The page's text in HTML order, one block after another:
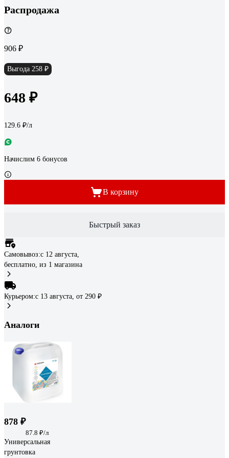
Распродажа
906 ₽
Выгода 258 ₽
648 ₽
129.6 ₽/л
Начислим 6 бонусов
В корзину
Быстрый заказ
Самовывоз:c 12 августа,
бесплатно, из 1 магазина
Курьером:c 13 августа, от 290 ₽
Аналоги
878 ₽
87.8 ₽/л
Универсальная
грунтовка